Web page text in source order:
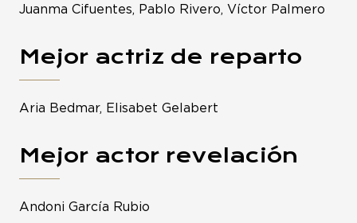
Juanma Cifuentes, Pablo Rivero, Víctor Palmero
Mejor actriz de reparto
Aria Bedmar, Elisabet Gelabert
Mejor actor revelación
Andoni García Rubio